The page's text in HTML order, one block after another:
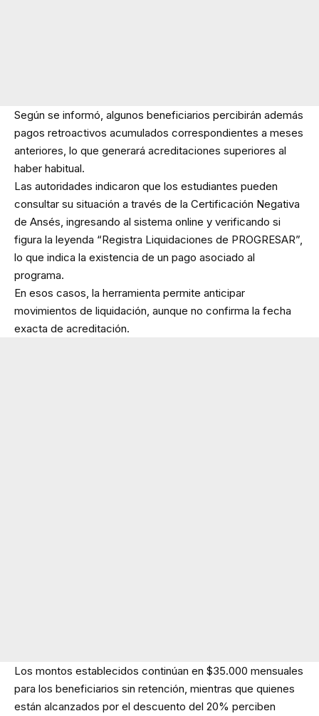
Según se informó, algunos beneficiarios percibirán además
pagos retroactivos acumulados correspondientes a meses
anteriores, lo que generará acreditaciones superiores al
haber habitual.
Las autoridades indicaron que los estudiantes pueden
consultar su situación a través de la Certificación Negativa
de Ansés, ingresando al sistema online y verificando si
figura la leyenda “Registra Liquidaciones de PROGRESAR”,
lo que indica la existencia de un pago asociado al
programa.
En esos casos, la herramienta permite anticipar
movimientos de liquidación, aunque no confirma la fecha
exacta de acreditación.
Los montos establecidos continúan en $35.000 mensuales
para los beneficiarios sin retención, mientras que quienes
están alcanzados por el descuento del 20% perciben